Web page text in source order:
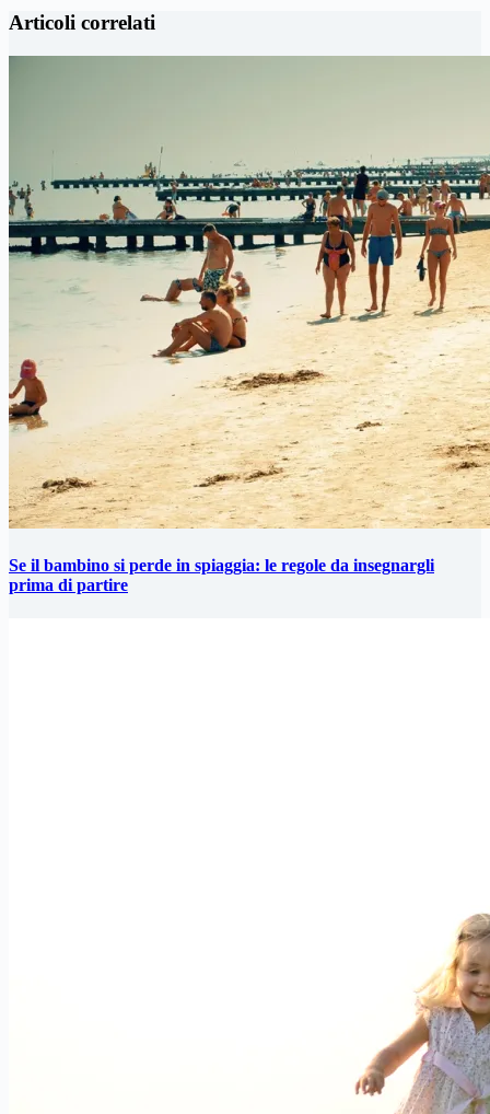
Articoli correlati
Se il bambino si perde in spiaggia: le regole da insegnargli
prima di partire